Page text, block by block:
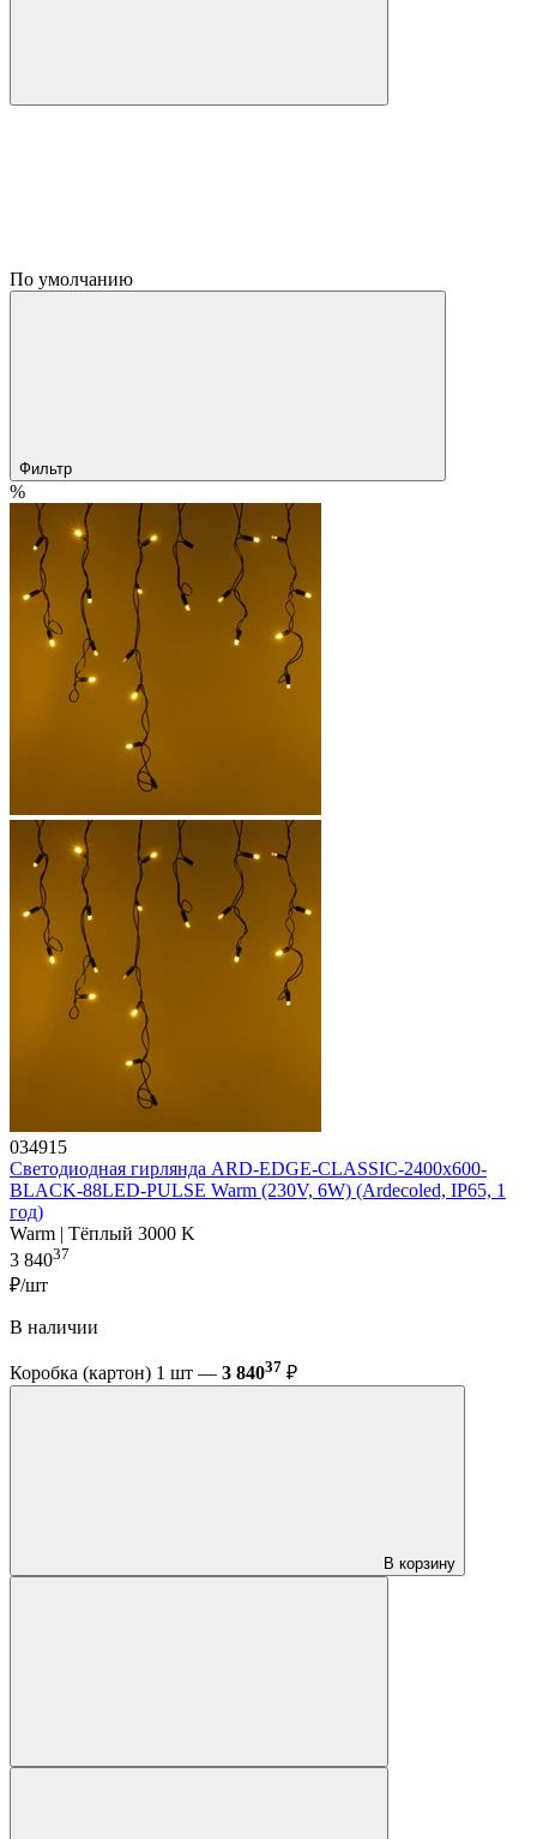
По умолчанию
Фильтр
%
034915
Светодиодная гирлянда ARD-EDGE-CLASSIC-2400x600-
BLACK-88LED-PULSE Warm (230V, 6W) (Ardecoled, IP65, 1
год)
Warm | Тёплый 3000 K
3 84037
₽/шт
В наличии
Коробка (картон) 1 шт — 3 84037 ₽
В корзину